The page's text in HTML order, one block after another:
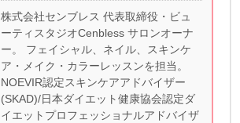
株式会社センブレス 代表取締役・ビュ
ーティスタジオCenbless サロンオーナ
ー。 フェイシャル、ネイル、スキンケ
ア・メイク・カラーレッスンを担当。
NOEVIR認定スキンケアアドバイザー
(SKAD)/日本ダイエット健康協会認定ダ
イエットプロフェッショナルアドバイザ